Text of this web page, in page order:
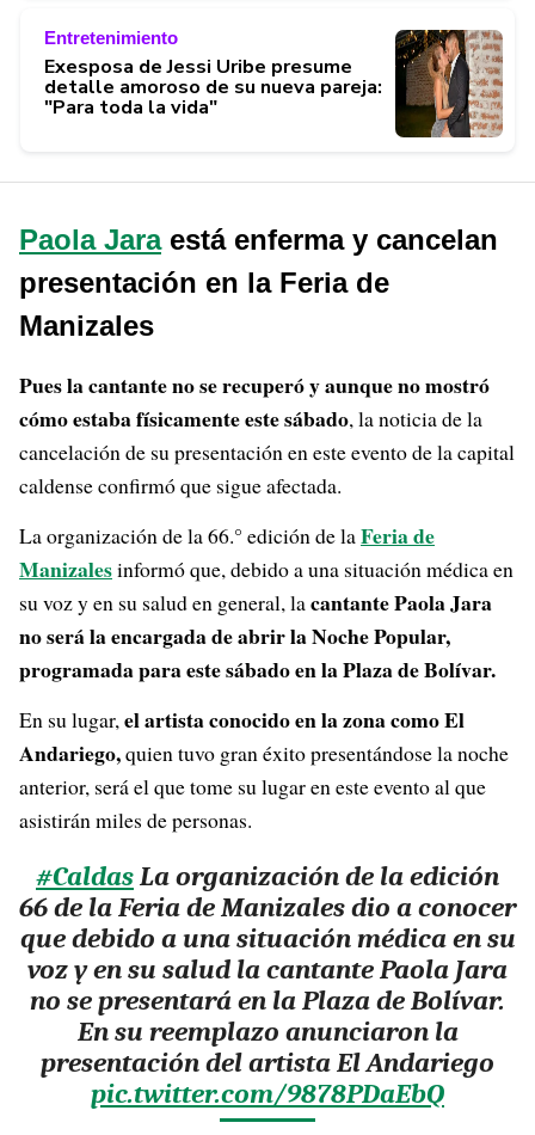
Entretenimiento
Exesposa de Jessi Uribe presume
detalle amoroso de su nueva pareja:
"Para toda la vida"
Paola Jaraestá enferma y cancelan
presentación en la Feria de
Manizales
Pues la cantante no se recuperó y aunque no mostró
cómo estaba físicamente este sábado, la noticia de la
cancelación de su presentación en este evento de la capital
caldense confirmó que sigue afectada.
La organización de la 66.° edición de laFeria de
Manizalesinformó que, debido a una situación médica en
su voz y en su salud en general, lacantante Paola Jara
no será la encargada de abrir la Noche Popular,
programada para este sábado en la Plaza de Bolívar.
En su lugar,el artista conocido en la zona como El
Andariego,quien tuvo gran éxito presentándose la noche
anterior, será el que tome su lugar en este evento al que
asistirán miles de personas.
#CaldasLa organización de la edición
66 de la Feria de Manizales dio a conocer
que debido a una situación médica en su
voz y en su salud la cantante Paola Jara
no se presentará en la Plaza de Bolívar.
En su reemplazo anunciaron la
presentación del artista El Andariego
pic.twitter.com/9878PDaEbQ